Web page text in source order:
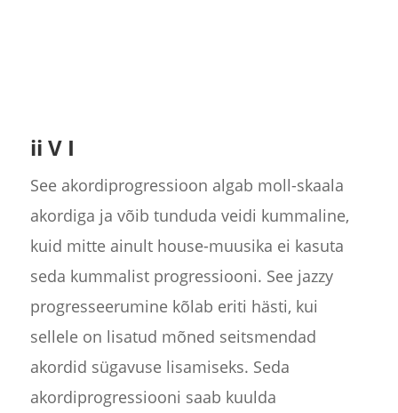
ii V I
See akordiprogressioon algab moll-skaala
akordiga ja võib tunduda veidi kummaline,
kuid mitte ainult house-muusika ei kasuta
seda kummalist progressiooni. See jazzy
progresseerumine kõlab eriti hästi, kui
sellele on lisatud mõned seitsmendad
akordid sügavuse lisamiseks. Seda
akordiprogressiooni saab kuulda